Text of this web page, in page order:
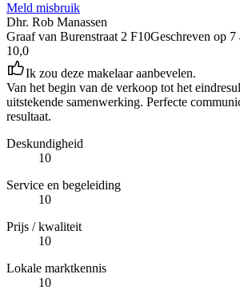
Meld misbruik
Dhr. Rob Manassen
Graaf van Burenstraat 2 F10Geschreven op 7
10,0
Ik zou deze makelaar aanbevelen.
Van het begin van de verkoop tot het
uitstekende samenwerking. Perfecte
resultaat.
Deskundigheid
10
Service en begeleiding
10
Prijs / kwaliteit
10
Lokale marktkennis
10